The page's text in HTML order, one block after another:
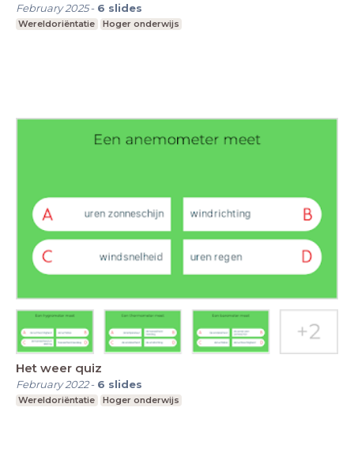
February 2025- 6 slides
Wereldoriëntatie Hoger onderwijs
Het weer quiz
February 2022- 6 slides
Wereldoriëntatie Hoger onderwijs